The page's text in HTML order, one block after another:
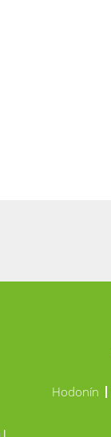
Hodonín
|